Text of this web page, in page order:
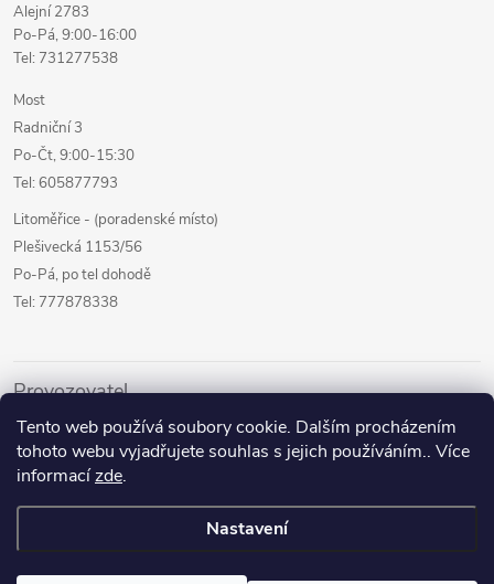
Tento web používá soubory cookie. Dalším procházením
tohoto webu vyjadřujete souhlas s jejich používáním.. Více
informacízde.
Nastavení
Alejní 2783
Po-Pá, 9:00-16:00
Tel: 731277538
Most
Radniční 3
Po-Čt, 9:00-15:30
Tel: 605877793
Litoměřice - (poradenské místo)
Plešivecká 1153/56
Po-Pá, po tel dohodě
Tel: 777878338
Provozovatel
Internetový prodej
Kamenné prodejny
Půjčovna pomůcek
Poradenství a služby